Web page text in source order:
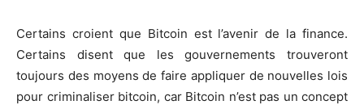
Certains croient que Bitcoin est l’avenir de la finance.
Certains disent que les gouvernements trouveront
toujours des moyens de faire appliquer de nouvelles lois
pour criminaliser bitcoin, car Bitcoin n’est pas un concept